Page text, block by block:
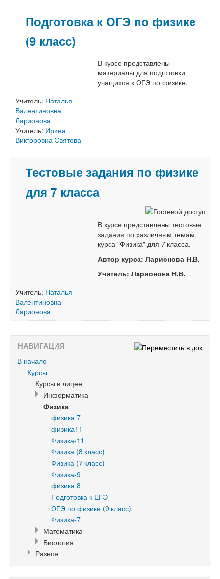
Подготовка к ОГЭ по физике
(9 класс)
В курсе представлены
материалы для подготовки
учащихся к ОГЭ по физике.
Учитель: Наталья
Валентиновна
Ларионова
Учитель: Ирина
Викторовна Святова
Тестовые задания по физике
для 7 класса
В курсе представлены тестовые
задания по различным темам
курса "Физика" для 7 класса.
Автор курса: Ларионова Н.В.
Учитель: Ларионова Н.В.
Учитель: Наталья
Валентиновна
Ларионова
НАВИГАЦИЯ
В начало
Курсы
Курсы в лицее
Информатика
Физика
физика 7
физика11
Физика-11
Физика (8 класс)
Физика (7 класс)
Физика-9
физика 8
Подготовка к ЕГЭ
ОГЭ по физике (9 класс)
Физика-7
Математика
Биология
Разное